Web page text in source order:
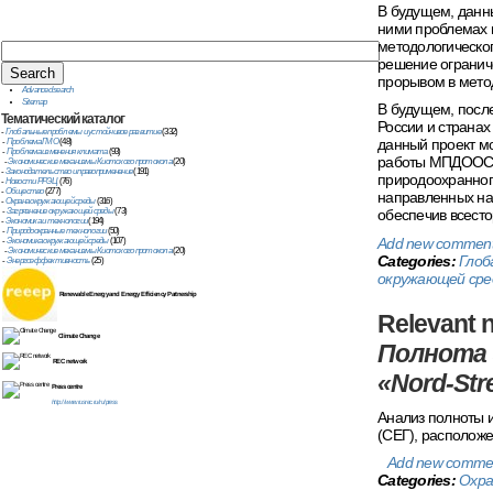
Advanced search
Sitemap
Тематическийкаталог
-Глобальные проблемы и устойчивое развитие(332)
-Проблема ГМО(48)
-Проблема изменения климата(93)
-Экономические механизмы Киотского протокола(20)
-Законодательство и правоприменение(191)
-Новости РРЭЦ(76)
-Общество(277)
-Охрана окружающей среды(316)
-Загрязнение окружающей среды(73)
-Экономика и технологии(194)
-Природоохранные технологии(50)
-Экономика окружающей среды(107)
-Экономические механизмы Киотского протокола(20)
-Энергоэффективность(25)
Renewable Energy and Energy Efficiency Partnership
Climate Change
REC network
Press centre
http://www.rusrec.ru/ru/press
В будущем,
ними проблемах
решение
прорывом в
В будущем,
России и
данный проект
работы МПДООС
направленных
обеспечив
Add new
Categories:
окружающей
Relevant
Полнота
«Nord-
Анализ полноты
(СЕГ),
Add new
Categories: